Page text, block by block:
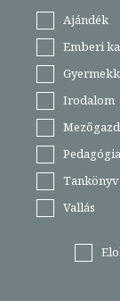
Ajándék
Emberi
Irodalom
Tankönyv
Vallás